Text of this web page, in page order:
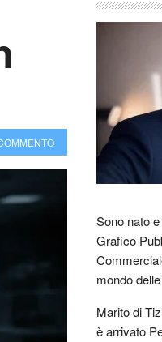
Sono nato
Grafico
mondo
Marito di
è arrivato